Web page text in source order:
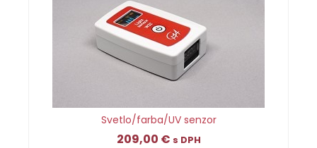
Svetlo/farba/UV senzor
209,00 € s DPH